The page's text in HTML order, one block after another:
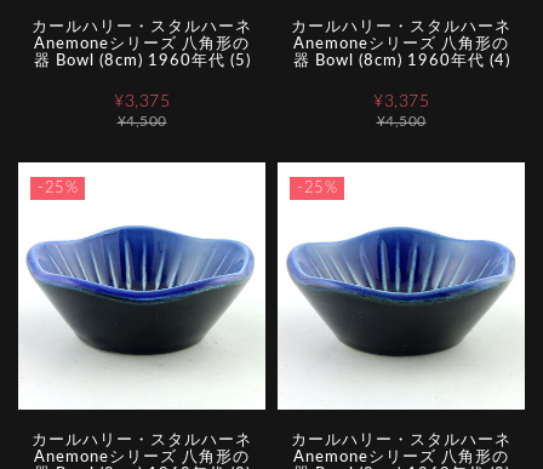
カールハリー・スタルハーネ
Anemoneシリーズ 八角形の
器 Bowl (8cm) 1960年代 (5)
¥4,500
¥3,375
カールハリー・スタルハーネ
Anemoneシリーズ 八角形の
器 Bowl (8cm) 1960年代 (4)
¥4,500
¥3,375
-25%
カールハリー・スタルハーネ
Anemoneシリーズ 八角形の
-25%
カールハリー・スタルハーネ
Anemoneシリーズ 八角形の